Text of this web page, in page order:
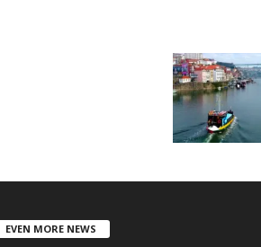
EVEN MORE NEWS